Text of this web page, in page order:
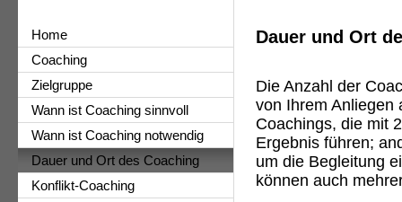
Home
Coaching
Zielgruppe
Wann ist Coaching sinnvoll
Wann ist Coaching notwendig
Dauer und Ort des Coaching
Konflikt-Coaching
Dauer und Ort
Die Anzahl der
von Ihrem Anliegen
Coachings, die mit
Ergebnis führen;
um die Begleitung
können auch